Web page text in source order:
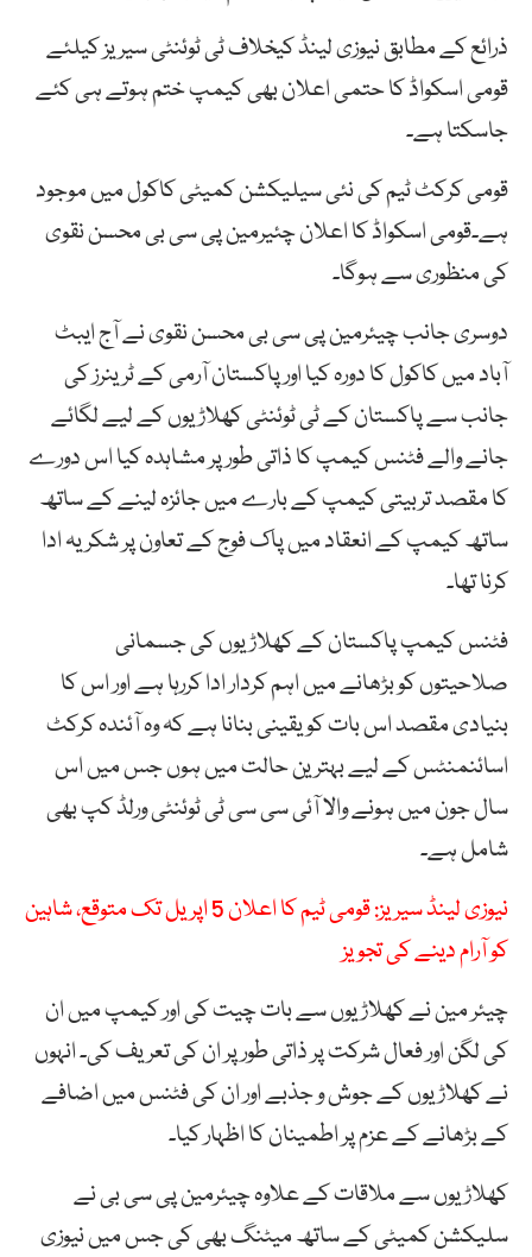
ذرائع کے مطابق نیوزی لینڈ کیخلاف ٹی ٹوئنٹی سیریز کیلئے
قومی اسکواڈ کا حتمی اعلان بھی کیمپ ختم ہوتے ہی کئے
جاسکتا ہے۔
قومی کرکٹ ٹیم کی نئی سیلیکشن کمیٹی کاکول میں موجود
ہے۔قومی اسکواڈ کا اعلان چئیرمین پی سی بی محسن نقوی
کی منظوری سے ہوگا۔
دوسری جانب چیئرمین پی سی بی محسن نقوی نے آج ایبٹ
آباد میں کاکول کا دورہ کیا اور پاکستان آرمی کے ٹرینرز کی
جانب سے پاکستان کے ٹی ٹوئنٹی کھلاڑیوں کے لیے لگائے
جانے والے فٹنس کیمپ کا ذاتی طور پر مشاہدہ کیا اس دورے
کا مقصد تربیتی کیمپ کے بارے میں جائزہ لینے کے ساتھ
ساتھ کیمپ کے انعقاد میں پاک فوج کے تعاون پر شکریہ ادا
کرنا تھا۔
فٹنس کیمپ پاکستان کے کھلاڑیوں کی جسمانی
صلاحیتوں کو بڑھانے میں اہم کردار ادا کررہا ہے اور اس کا
بنیادی مقصد اس بات کو یقینی بنانا ہے کہ وہ آئندہ کرکٹ
اسائنمنٹس کے لیے بہترین حالت میں ہوں جس میں اس
سال جون میں ہونے والا آئی سی سی ٹی ٹوئنٹی ورلڈ کپ بھی
شامل ہے۔
نیوزی لینڈ سیریز: قومی ٹیم کا اعلان 5 اپریل تک متوقع، شاہین
کو آرام دینے کی تجویز
چیئر مین نے کھلاڑیوں سے بات چیت کی اور کیمپ میں ان
کی لگن اور فعال شرکت پر ذاتی طور پر ان کی تعریف کی۔ انہوں
نے کھلاڑیوں کے جوش و جذبے اور ان کی فٹنس میں اضافے
کے بڑھانے کے عزم پر اطمینان کا اظہار کیا۔
کھلاڑیوں سے ملاقات کے علاوہ چیئرمین پی سی بی نے
سلیکشن کمیٹی کے ساتھ میٹنگ بھی کی جس میں نیوزی